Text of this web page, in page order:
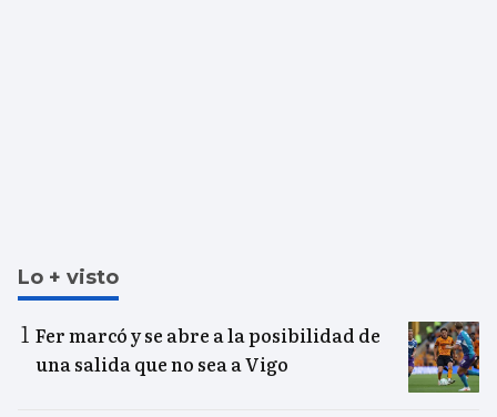
Lo + visto
Fer marcó y se abre a la posibilidad de
una salida que no sea a Vigo